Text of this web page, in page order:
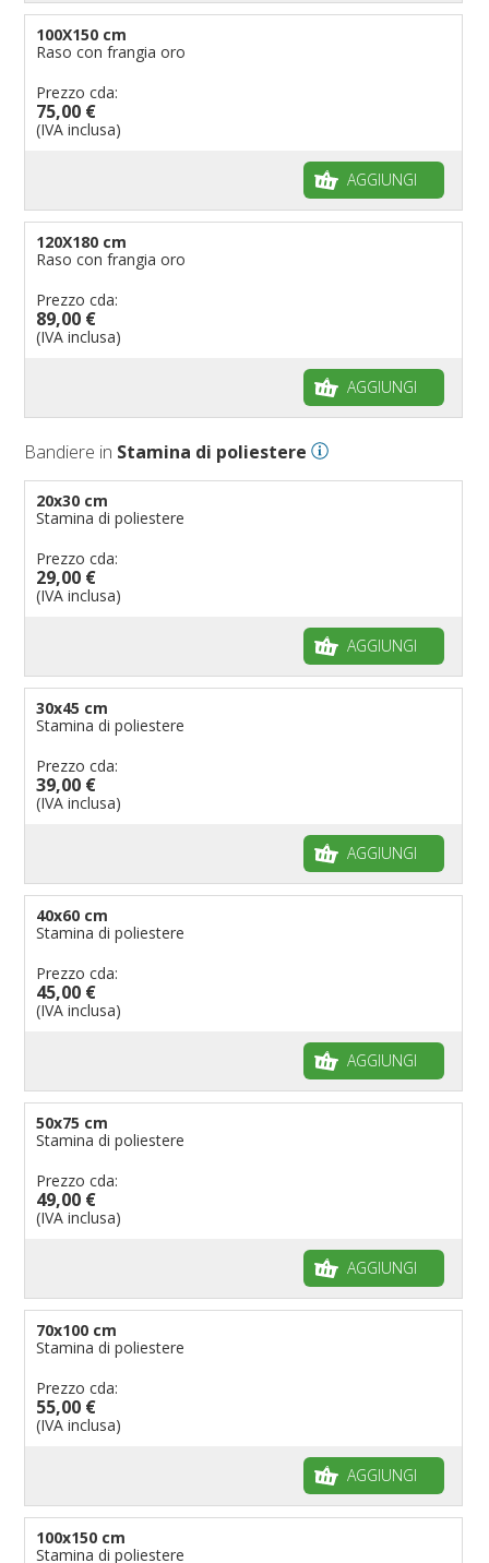
100X150 cm
Raso con frangia oro
Prezzo cda:
75,00 €
(IVA inclusa)
AGGIUNGI
120X180 cm
Raso con frangia oro
Prezzo cda:
89,00 €
(IVA inclusa)
AGGIUNGI
Bandiere in Stamina di poliestere
20x30 cm
Stamina di poliestere
Prezzo cda:
29,00 €
(IVA inclusa)
AGGIUNGI
30x45 cm
Stamina di poliestere
Prezzo cda:
39,00 €
(IVA inclusa)
AGGIUNGI
40x60 cm
Stamina di poliestere
Prezzo cda:
45,00 €
(IVA inclusa)
AGGIUNGI
50x75 cm
Stamina di poliestere
Prezzo cda:
49,00 €
(IVA inclusa)
AGGIUNGI
70x100 cm
Stamina di poliestere
Prezzo cda:
55,00 €
(IVA inclusa)
AGGIUNGI
100x150 cm
Stamina di poliestere